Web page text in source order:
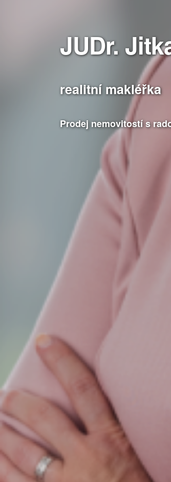
JUDr.
realitní makléřka
Prodej nemovitostí s